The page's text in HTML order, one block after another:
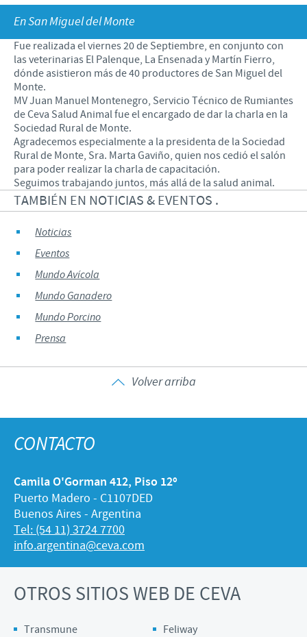
Porcinos
Mundo Ganadero
Mundo Porcino
Prensa
Nuestro Enfoque en la responsabilidad
Contribuciones
Programas de Apoyo Mundial
Patrocinios Científicos
TRABAJAR EN CEVA
Si querés trabajar con nosotros
En San Miguel del Monte
Fue realizada el viernes 20 de Septiembre, en conjunto con
las veterinarias El Palenque, La Ensenada y Martín Fierro,
dónde asistieron más de 40 productores de San Miguel del
Monte.
MV Juan Manuel Montenegro, Servicio Técnico de Rumiantes
de Ceva Salud Animal fue el encargado de dar la charla en la
Sociedad Rural de Monte.
Agradecemos especialmente a la presidenta de la Sociedad
Rural de Monte, Sra. Marta Gaviño, quien nos cedió el salón
para poder realizar la charla de capacitación.
Seguimos trabajando juntos, más allá de la salud animal.
TAMBIÉN EN NOTICIAS & EVENTOS .
Noticias
Eventos
Mundo Avícola
Mundo Ganadero
Mundo Porcino
Prensa
Volver arriba
CONTACTO
Camila O'Gorman 412, Piso 12º
Puerto Madero - C1107DED
Buenos Aires - Argentina
Tel: (54 11) 3724 7700
info.argentina@ceva.com
OTROS SITIOS WEB DE CEVA
Transmune
Feliway